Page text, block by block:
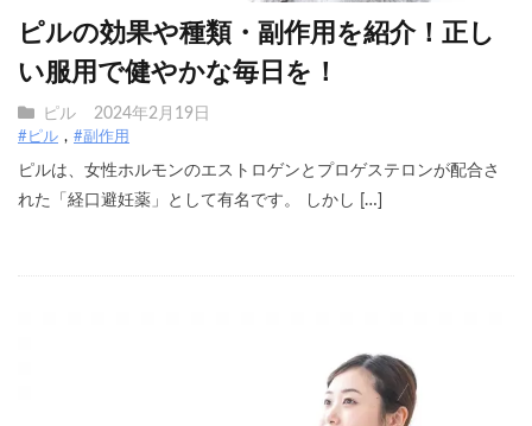
ピルの効果や種類・副作用を紹介！正し
い服用で健やかな毎日を！
ピル 2024年2月19日
#ピル #副作用
ピルは、女性ホルモンのエストロゲンとプロゲステロンが配合さ
れた「経口避妊薬」として有名です。 しかし […]